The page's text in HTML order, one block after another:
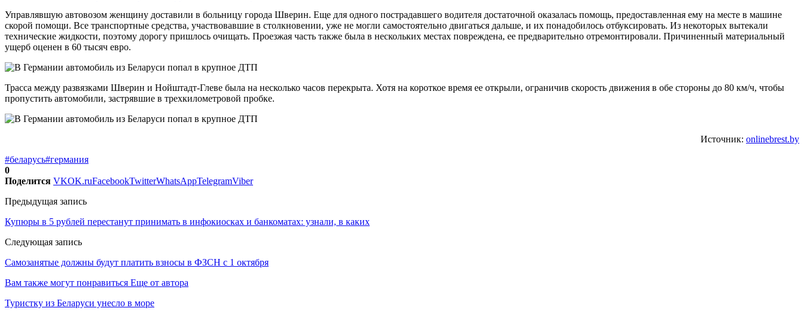
Управлявшую автовозом женщину доставили в больницу города Шверин. Еще для одного пострадавшего водителя достаточной оказалась помощь, предоставленная ему на месте в машине
скорой помощи. Все транспортные средства, участвовавшие в столкновении, уже не могли самостоятельно двигаться дальше, и их понадобилось отбуксировать. Из некоторых вытекали
технические жидкости, поэтому дорогу пришлось очищать. Проезжая часть также была в нескольких местах повреждена, ее предварительно отремонтировали. Причиненный материальный
ущерб оценен в 60 тысяч евро.
Трасса между развязками Шверин и Нойштадт-Глеве была на несколько часов перекрыта. Хотя на короткое время ее открыли, ограничив скорость движения в обе стороны до 80 км/ч, чтобы
пропустить автомобили, застрявшие в трехкилометровой пробке.
Источник: onlinebrest.by
#беларусь#германия
0
Поделится VKOK.ruFacebookTwitterWhatsAppTelegramViber
Предыдущая запись
Купюры в 5 рублей перестанут принимать в инфокиосках и банкоматах: узнали, в каких
Следующая запись
Самозанятые должны будут платить взносы в ФЗСН с 1 октября
Вам также могут понравиться Еще от автора
Туристку из Беларуси унесло в море